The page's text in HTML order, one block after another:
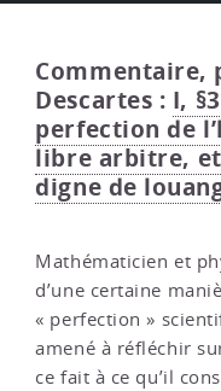
Commentaire,
Descartes : I,
perfection de
libre arbitre, et
digne de
Mathématicien et
d’une certaine
« perfection »
amené à réfléchir
ce fait à ce qu’il